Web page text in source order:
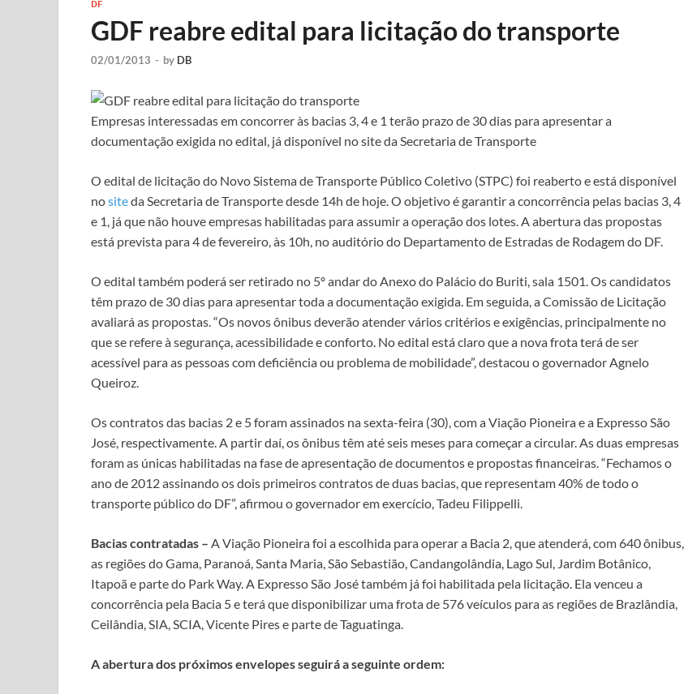
DF
GDF reabre edital para licitação do transporte
02/01/2013 - by DB
Empresas interessadas em concorrer às bacias 3, 4 e 1 terão prazo de 30 dias para apresentar a
documentação exigida no edital, já disponível no site da Secretaria de Transporte
O edital de licitação do Novo Sistema de Transporte Público Coletivo (STPC) foi reaberto e está disponível
nositeda Secretaria de Transporte desde 14h de hoje. O objetivo é garantir a concorrência pelas bacias 3, 4
e 1, já que não houve empresas habilitadas para assumir a operação dos lotes. A abertura das propostas
está prevista para 4 de fevereiro, às 10h, no auditório do Departamento de Estradas de Rodagem do DF.
O edital também poderá ser retirado no 5º andar do Anexo do Palácio do Buriti, sala 1501. Os candidatos
têm prazo de 30 dias para apresentar toda a documentação exigida. Em seguida, a Comissão de Licitação
avaliará as propostas. “Os novos ônibus deverão atender vários critérios e exigências, principalmente no
que se refere à segurança, acessibilidade e conforto. No edital está claro que a nova frota terá de ser
acessível para as pessoas com deficiência ou problema de mobilidade”, destacou o governador Agnelo
Queiroz.
Os contratos das bacias 2 e 5 foram assinados na sexta-feira (30), com a Viação Pioneira e a Expresso São
José, respectivamente. A partir daí, os ônibus têm até seis meses para começar a circular. As duas empresas
foram as únicas habilitadas na fase de apresentação de documentos e propostas financeiras. “Fechamos o
ano de 2012 assinando os dois primeiros contratos de duas bacias, que representam 40% de todo o
transporte público do DF”, afirmou o governador em exercício, Tadeu Filippelli.
Bacias contratadas – A Viação Pioneira foi a escolhida para operar a Bacia 2, que atenderá, com 640 ônibus,
as regiões do Gama, Paranoá, Santa Maria, São Sebastião, Candangolândia, Lago Sul, Jardim Botânico,
Itapoã e parte do Park Way. A Expresso São José também já foi habilitada pela licitação. Ela venceu a
concorrência pela Bacia 5 e terá que disponibilizar uma frota de 576 veículos para as regiões de Brazlândia,
Ceilândia, SIA, SCIA, Vicente Pires e parte de Taguatinga.
A abertura dos próximos envelopes seguirá a seguinte ordem: